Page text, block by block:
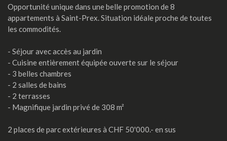
Opportunité unique dans une belle promotion de 8
appartements à Saint-Prex. Situation idéale proche de toutes
les commodités.
- Séjour avec accès au jardin
- Cuisine entièrement équipée ouverte sur le séjour
- 3 belles chambres
- 2 salles de bains
- 2 terrasses
- Magnifique jardin privé de 308 m²
2 places de parc extérieures à CHF 50'000.- en sus